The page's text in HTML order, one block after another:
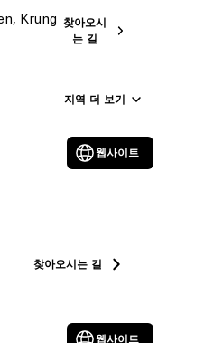
Krung 찾아오시
는 길
지역 더 보기
웹사이트
찾아오시는 길
웹사이트